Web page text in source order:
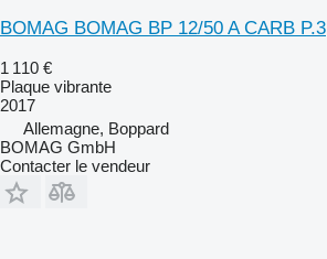
BOMAG BOMAG BP 12/50 A CARB P.3
1 110 €
Plaque vibrante
2017
Allemagne, Boppard
BOMAG GmbH
Contacter le vendeur